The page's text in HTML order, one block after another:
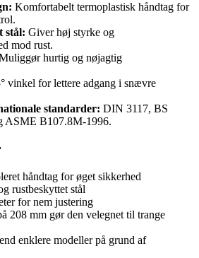
Komfortabelt termoplastisk håndtag for
stål: Giver høj styrke og
mod rust.
hurtig og nøjagtig
vinkel for lettere adgang i snævre
standarder: DIN 3117, BS
ASME B107.8M-1996.
håndtag for øget sikkerhed
rustbeskyttet stål
for nem justering
208 mm gør den velegnet til trange
enklere modeller på grund af